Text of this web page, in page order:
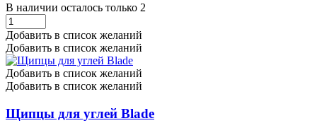
В наличии осталось только 2
Щипцы
для
углей
Hype
количество
Добавить в список желаний
Добавить в список желаний
Добавить в список желаний
Добавить в список желаний
Щипцы для углей Blade